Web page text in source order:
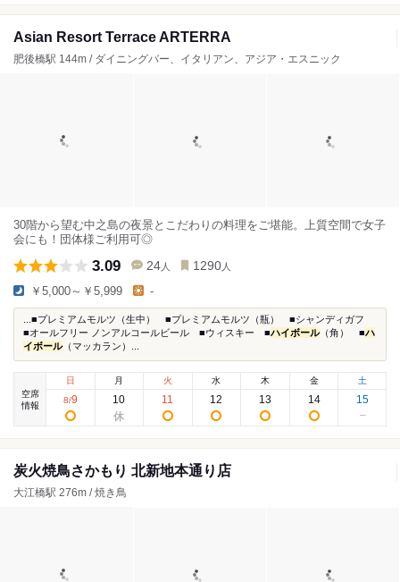
Asian Resort Terrace ARTERRA
肥後橋駅 144m / ダイニングバー、イタリアン、アジア・エスニック
30階から望む中之島の夜景とこだわりの料理をご堪能。上質空間で女子
会にも！団体様ご利用可◎
3.09 24 人 1290 人
￥5,000～￥5,999 -
...■プレミアムモルツ（生中） ■プレミアムモルツ（瓶） ■シャンディガフ
■オールフリー ノンアルコールビール ■ウィスキー ■ハイボール（角） ■ハ
イボール（マッカラン）...
空席
情報
日
8/9
月
10
火
11
水
12
木
13
金
14
土
15
炭火焼鳥さかもり 北新地本通り店
大江橋駅 276m / 焼き鳥